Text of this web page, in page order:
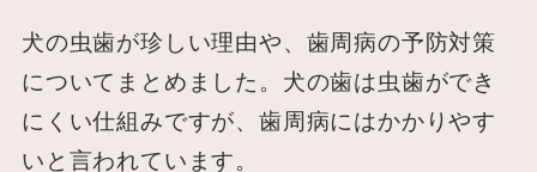
犬の虫歯が珍しい理由や、歯周病の予防対策
についてまとめました。犬の歯は虫歯ができ
にくい仕組みですが、歯周病にはかかりやす
いと言われています。